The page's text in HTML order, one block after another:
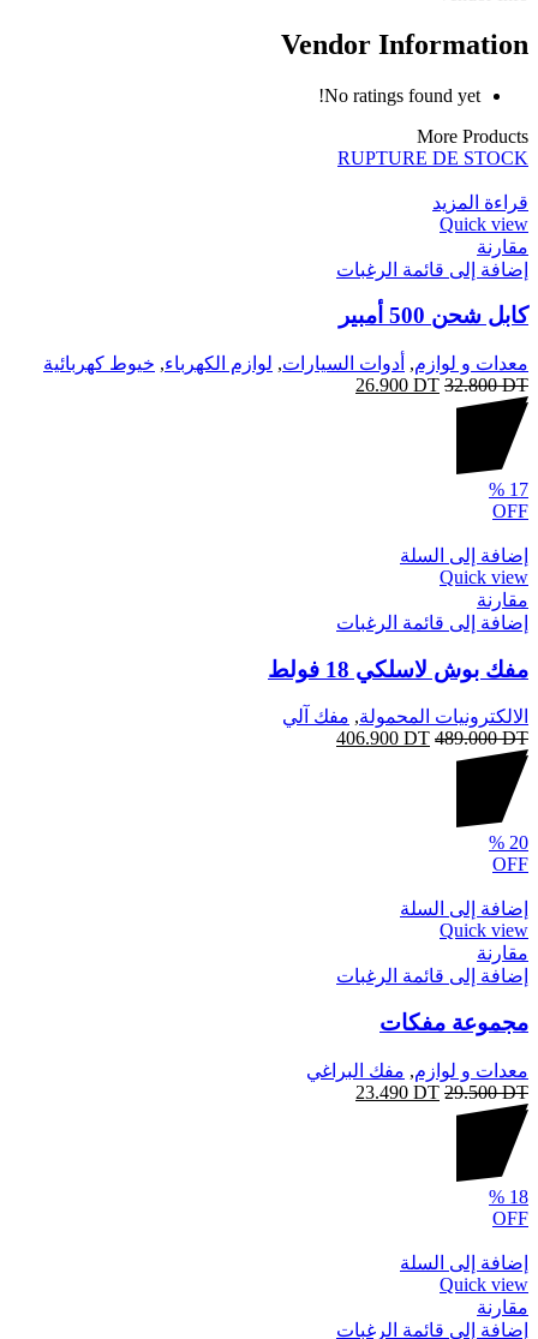
Vendor Information
No ratings found yet!
More Products
RUPTURE DE STOCK
قراءة المزيد
Quick view
مقارنة
إضافة إلى قائمة الرغبات
كابل شحن 500 أمبير
معدات و لوازم, أدوات السيارات, لوازم الكهرباء, خيوط كهربائية
32.800DT
26.900 DT
17
%
OFF
إضافة إلى السلة
Quick view
مقارنة
إضافة إلى قائمة الرغبات
مفك بوش لاسلكي 18 فولط
الالكترونيات المحمولة, مفك آلي
489.000DT
406.900 DT
20
%
OFF
إضافة إلى السلة
Quick view
مقارنة
إضافة إلى قائمة الرغبات
مجموعة مفكات
معدات و لوازم, مفك البراغي
29.500DT
23.490 DT
18
%
OFF
إضافة إلى السلة
Quick view
مقارنة
إضافة إلى قائمة الرغبات